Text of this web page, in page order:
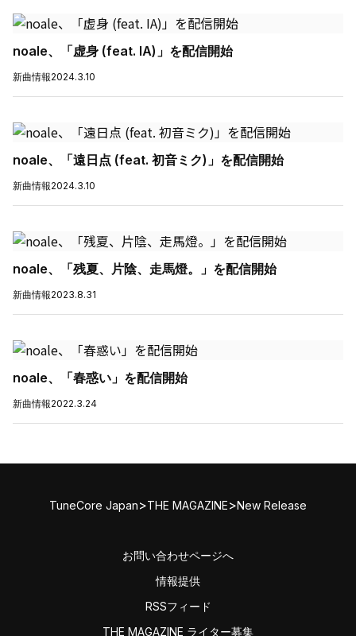
noale、「虚身 (feat. IA)」を配信開始
新曲情報2024.3.10
noale、「遠日点 (feat. 初音ミク)」を配信開始
新曲情報2024.3.10
noale、「残夏、片陰、走馬燈。」を配信開始
新曲情報2023.8.31
noale、「春惑い」を配信開始
新曲情報2022.3.24
TuneCore Japan>THE MAGAZINE>New Release
お問い合わせページへ
情報提供
RSSフィード
THE MAGAZINE ライター募集